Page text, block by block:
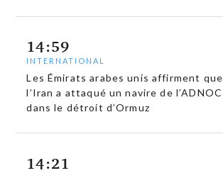
14:59
INTERNATIONAL
Les Émirats arabes unis affirment que
l’Iran a attaqué un navire de l’ADNOC
dans le détroit d’Ormuz
14:21